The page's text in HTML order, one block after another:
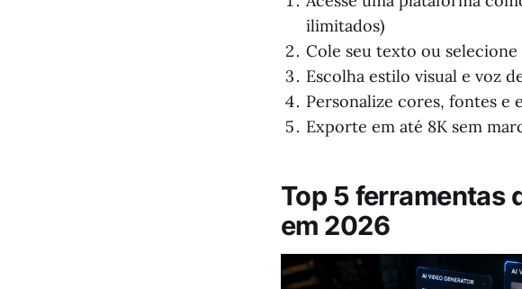
ilimitados)
Cole seu texto ou
Escolha estilo visual e voz
Personalize cores, fontes e
Exporte em até 8K sem
Top 5 ferramentas
em 2026